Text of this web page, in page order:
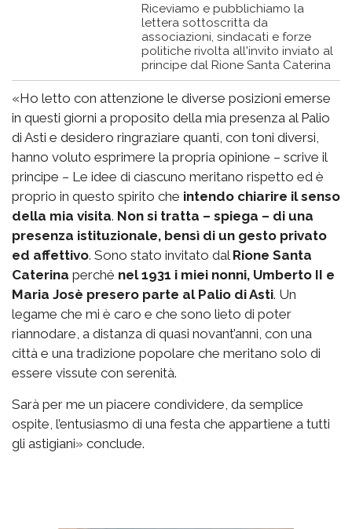
Riceviamo e pubblichiamo la
lettera sottoscritta da
associazioni, sindacati e forze
politiche rivolta all'invito inviato al
principe dal Rione Santa Caterina
«Ho letto con attenzione le diverse posizioni emerse
in questi giorni a proposito della mia presenza al Palio
di Asti e desidero ringraziare quanti, con toni diversi,
hanno voluto esprimere la propria opinione – scrive il
principe – Le idee di ciascuno meritano rispetto ed è
proprio in questo spirito che intendo chiarire il senso
della mia visita. Non si tratta – spiega – di una
presenza istituzionale, bensì di un gesto privato
ed affettivo. Sono stato invitato dal Rione Santa
Caterina perché nel 1931 i miei nonni, Umberto II e
Maria Josè presero parte al Palio di Asti. Un
legame che mi è caro e che sono lieto di poter
riannodare, a distanza di quasi novant’anni, con una
città e una tradizione popolare che meritano solo di
essere vissute con serenità.
Sarà per me un piacere condividere, da semplice
ospite, l’entusiasmo di una festa che appartiene a tutti
gli astigiani» conclude.